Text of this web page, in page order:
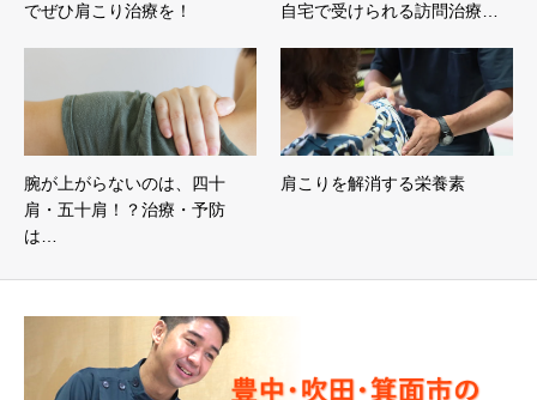
でぜひ肩こり治療を！
自宅で受けられる訪問治療…
腕が上がらないのは、四十
肩・五十肩！？治療・予防
は…
肩こりを解消する栄養素